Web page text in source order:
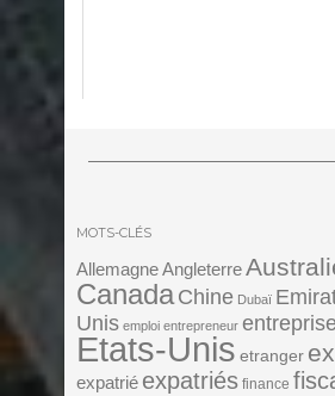
MOTS-CLÉS
Allemagne Angleterre
Canada Chine Dubaï
Unis emploi entrepreneur
Etats-Unis etranger
expatrié expatriés finance